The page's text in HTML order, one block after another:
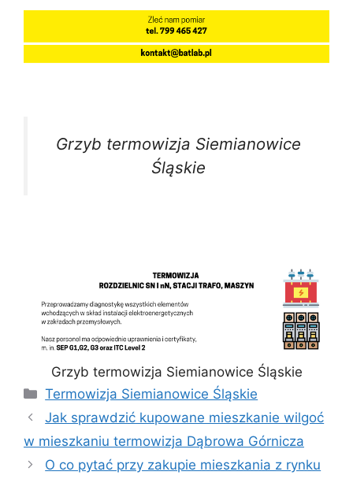
Grzyb termowizja Siemianowice
Śląskie
Grzyb termowizja Siemianowice Śląskie
Kategorie
Termowizja Siemianowice Śląskie
Jak sprawdzić kupowane mieszkanie wilgoć
w mieszkaniu termowizja Dąbrowa Górnicza
O co pytać przy zakupie mieszkania z rynku